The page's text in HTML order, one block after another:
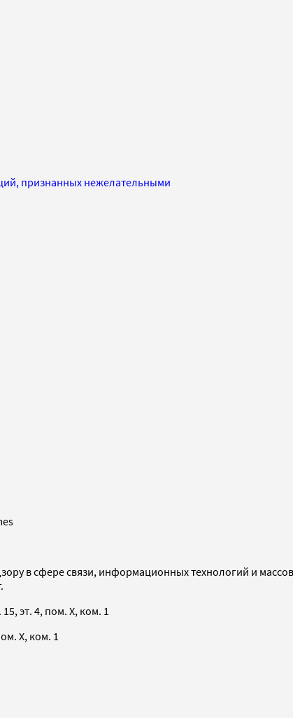
признанных нежелательными
в сфере связи, информационных технологий и
эт. 4, пом. X, ком. 1
X, ком. 1